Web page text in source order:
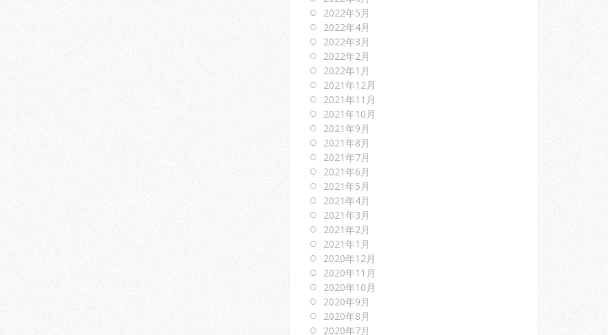
2022年5月
2022年4月
2022年3月
2022年2月
2022年1月
2021年12月
2021年11月
2021年10月
2021年9月
2021年8月
2021年7月
2021年6月
2021年5月
2021年4月
2021年3月
2021年2月
2021年1月
2020年12月
2020年11月
2020年10月
2020年9月
2020年8月
2020年7月